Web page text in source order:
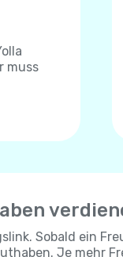
muss
Sobald ein
Je mehr